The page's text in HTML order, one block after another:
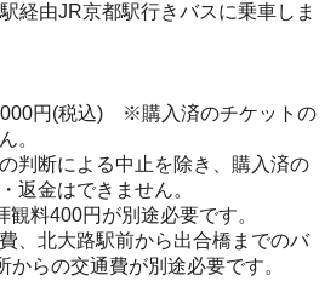
経由JR京都駅行きバスに乗車しま
円(税込) ※購入済のチケットの
。
判断による中止を除き、購入済の
返金はできません。
料400円が別途必要です。
、北大路駅前から出合橋までのバ
からの交通費が別途必要です。